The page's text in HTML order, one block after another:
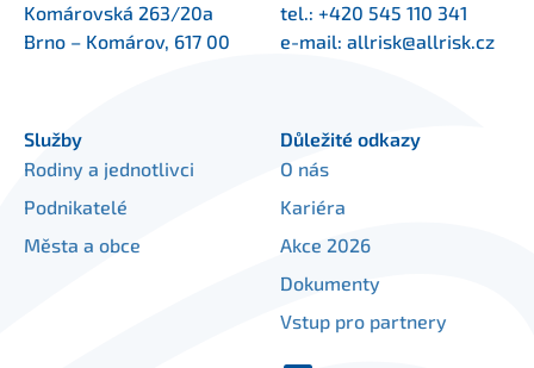
Komárovská 263/20a
Brno – Komárov, 617 00
tel.: +420 545 110 341
e-mail: allrisk@allrisk.cz
Služby
Rodiny a jednotlivci
Podnikatelé
Města a obce
Důležité odkazy
O nás
Kariéra
Akce 2026
Dokumenty
Vstup pro partnery